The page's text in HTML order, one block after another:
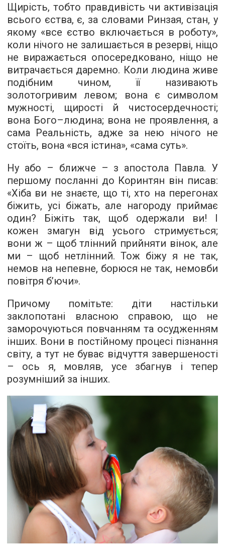
Щирість, тобто правдивість чи активізація
всього єства, є, за словами Ринзая, стан, у
якому «все єство включається в роботу»,
коли нічого не залишається в резерві, ніщо
не виражається опосередковано, ніщо не
витрачається даремно. Коли людина живе
подібним чином, її називають
золотогривим левом; вона є символом
мужності, щирості й чистосердечності;
вона Бого–людина; вона не проявлення, а
сама Реальність, адже за нею нічого не
стоїть, вона «вся істина», «сама суть».
Ну або – ближче – з апостола Павла. У
першому посланні до Коринтян він писав:
«Хіба ви не знаєте, що ті, хто на перегонах
біжить, усі біжать, але нагороду приймає
один? Біжіть так, щоб одержали ви! І
кожен змагун від усього стримується;
вони ж – щоб тлінний прийняти вінок, але
ми – щоб нетлінний. Тож біжу я не так,
немов на непевне, борюся не так, немовби
повітря б’ючи».
Причому помітьте: діти настільки
заклопотані власною справою, що не
заморочуються повчанням та осудженням
інших. Вони в постійному процесі пізнання
світу, а тут не буває відчуття завершеності
– ось я, мовляв, усе збагнув і тепер
розумніший за інших.